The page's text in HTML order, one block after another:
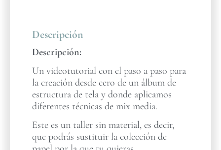
Descripción
Descripción:
Un videotutorial con el paso a paso para
la creación desde cero de un álbum de
estructura de tela y donde aplicamos
diferentes técnicas de mix media.
Este es un taller sin material, es decir,
que podrás sustituir la colección de